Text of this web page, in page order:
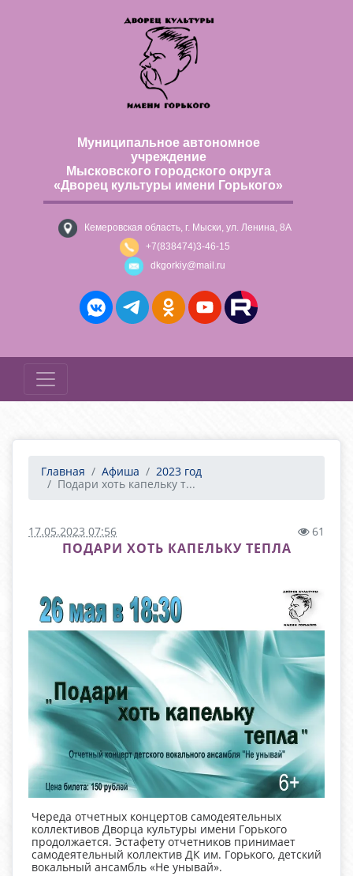
Муниципальное автономное
учреждение
Мысковского городского округа
«Дворец культуры имени Горького»
Кемеровская область, г. Мыски, ул. Ленина, 8А
+7(838474)3-46-15
dkgorkiy@mail.ru
Главная Афиша
2023 год
Подари хоть капельку т...
17.05.2023 07:56 61
ПОДАРИ ХОТЬ КАПЕЛЬКУ ТЕПЛА
Череда отчетных концертов самодеятельных
коллективов Дворца культуры имени Горького
продолжается. Эстафету отчетников принимает
самодеятельный коллектив ДК им. Горького, детский
вокальный ансамбль «Не унывай».